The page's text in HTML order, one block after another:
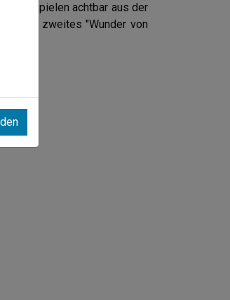
Spielen achtbar aus der
ein zweites "Wunder von